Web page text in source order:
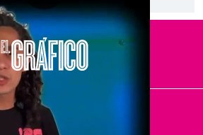
[Publicidad]
El Universal